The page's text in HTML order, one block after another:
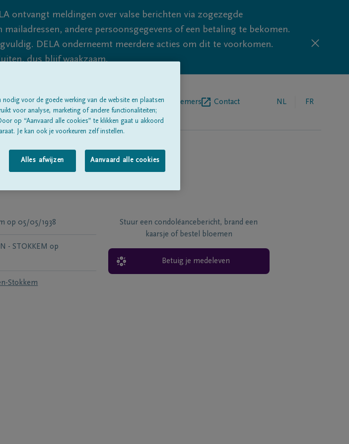
ontvangt meldingen over valse berichten via zogezegde
andere persoonsgegevens of een betaling te bekomen.
DELA onderneemt meerdere acties om dit te voorkomen.
dus blijf waakzaam.
Alle rouwberichtenOver onsBegrafenisondernemers Contact NL FR
op 05/05/1938
- STOKKEM op
Stokkem
Stuur een condoléancebericht, brand een
kaarsje of bestel bloemen
Betuig je medeleven
voor de goede werking van de website en plaatsen
voor analyse, marketing of andere functionaliteiten;
op “Aanvaard alle cookies” te klikken gaat u akkoord
Je kan ook je voorkeuren zelf instellen.
Alles afwijzen Aanvaard alle cookies